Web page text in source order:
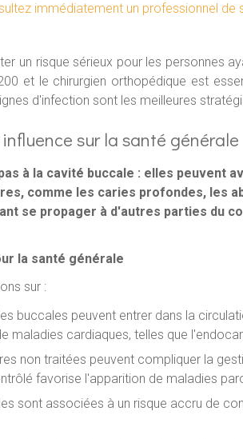
immédiatement un professionnel de
un risque sérieux pour les personnes
et le chirurgien orthopédique est
d'infection sont les meilleures
sur la santé générale
à la cavité buccale : elles peuvent
comme les caries profondes, les
se propager à d'autres parties du
la santé générale
sur :
buccales peuvent entrer dans la
maladies cardiaques, telles que
non traitées peuvent compliquer la
favorise l'apparition de maladies
sont associées à un risque accru de